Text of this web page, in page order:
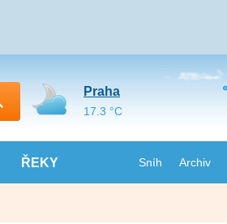
ŘEKY Sníh Archiv
Praha
17.3 °C